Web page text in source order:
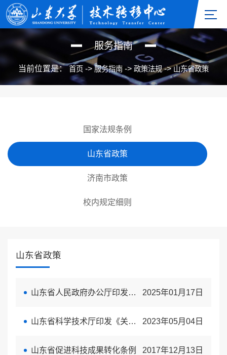
服务指南
当前位置是：首页 ->服务指南 -> 政策法规->山东省政策
国家法规条例
山东省政策
济南市政策
校内规定细则
山东省政策
山东省人民政府办公厅印发《关于加快科技成果转化的若干措施》的通知 2025年01月17日
山东省科学技术厅印发《关于加强高水平技术成果转移转化人才队伍建设的若干措施》的通知 2023年05月04日
山东省促进科技成果转化条例 2017年12月13日